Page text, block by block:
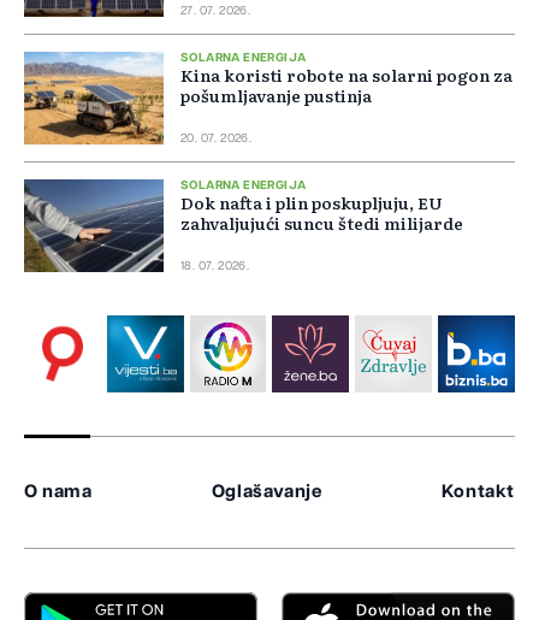
27. 07. 2026.
SOLARNA ENERGIJA
Kina koristi robote na solarni pogon za
pošumljavanje pustinja
20. 07. 2026.
SOLARNA ENERGIJA
Dok nafta i plin poskupljuju, EU
zahvaljujući suncu štedi milijarde
18. 07. 2026.
O nama Oglašavanje Kontakt